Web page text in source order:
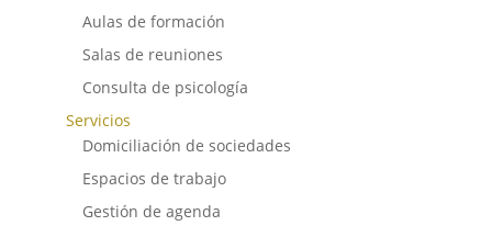
Aulas de formación
Salas de reuniones
Consulta de psicología
Servicios
Domiciliación de sociedades
Espacios de trabajo
Gestión de agenda